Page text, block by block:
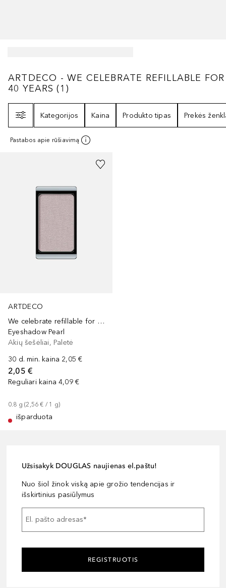
ARTDECO - WE CELEBRATE REFILLABLE
ARTDECO - WE CELEBRATE REFILLABLE FOR
40 YEARS (1 )
Kategorijos
Kaina Produkto tipas Prekės
Pastabos apie rūšiavimą
ARTDECO
We celebrate refillable for 40 years
Eyeshadow Pearl
Akių šešėliai, Paletė
30 d. min. kaina 2,05 €
2,05 €
Reguliari kaina 4,09 €
0.8 g (2,56 € / 1 g)
išparduota
Užsisakyk DOUGLAS naujienas el.paštu!
Nuo šiol žinok viską apie grožio tendencijas ir
išskirtinius pasiūlymus
El. pašto adresas*
REGISTRUOTIS